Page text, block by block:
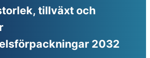
tillväxt och
2032